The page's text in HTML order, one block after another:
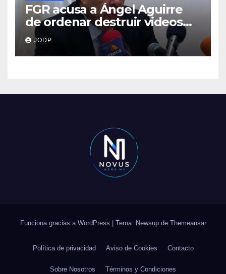
FGR acusa a Ángel Aguirre
de ordenar destruir videos
clave del caso Ayotzinapa
JODP
Funciona gracias a WordPress Tema: Newsup de Themeansar
Política de privacidad Aviso de Cookies Contacto
Sobre Nosotros Términos y Condiciones